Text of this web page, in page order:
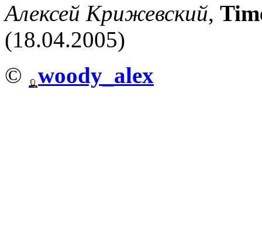
Алексей Крижевский,
(18.04.2005)
©
woody_alex